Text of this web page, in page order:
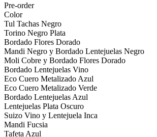
Pre-order
Color
Tul Tachas Negro
Torino Negro Plata
Bordado Flores Dorado
Mandi Negro y Bordado Lentejuelas Negro
Moli Cobre y Bordado Flores Dorado
Bordado Lentejuelas Vino
Eco Cuero Metalizado Azul
Eco Cuero Metalizado Verde
Bordado Lentejuelas Azul
Lentejuelas Plata Oscuro
Suizo Vino y Lentejuela Inca
Mandi Fucsia
Tafeta Azul